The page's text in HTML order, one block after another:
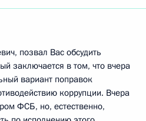
позвал Вас обсудить
заключается в том, что вчера
вариант поправок
коррупции. Вчера
ФСБ, но, естественно,